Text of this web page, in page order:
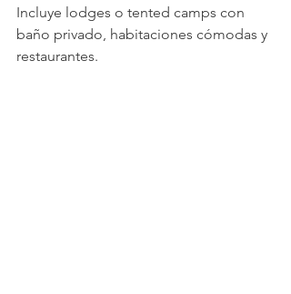
Incluye lodges o tented camps con
baño privado, habitaciones cómodas y
restaurantes.